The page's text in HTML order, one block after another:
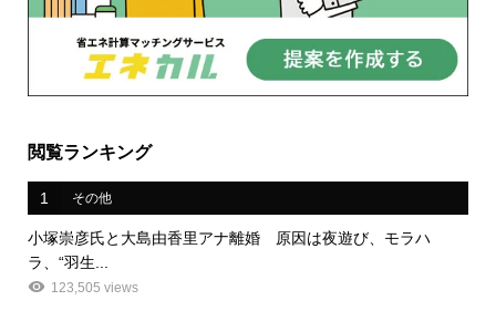
閲覧ランキング
1 その他
小塚崇彦氏と大島由香里アナ離婚 原因は夜遊び、モラハ
ラ、“羽生...
123,505 views